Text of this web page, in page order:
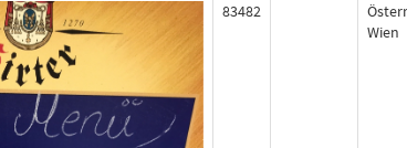
83482
Wien